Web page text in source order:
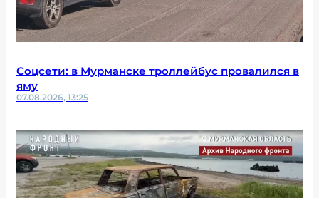
Соцсети: в Мурманске троллейбус провалился в
яму
07.08.2026, 13:25